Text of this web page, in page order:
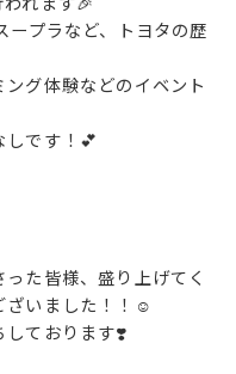
プラなど、トヨタの歴
グ体験などのイベント
です！💕
た皆様、盛り上げてく
ざいました！！☺️
しております❣️